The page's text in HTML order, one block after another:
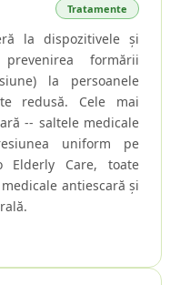
Tratamente
la dispozitivele și
formării
la persoanele
redusă. Cele mai
-- saltele medicale
uniform pe
Elderly Care, toate
antiescară și